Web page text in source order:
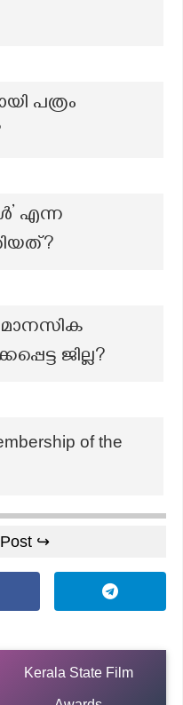
പത്രം
എന്ന
ജില്ല?
of the
↪
Kerala State Film